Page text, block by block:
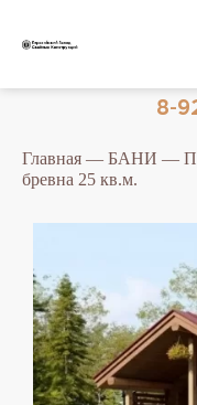
8-
Главная — БАНИ —
бревна 25 кв.м.